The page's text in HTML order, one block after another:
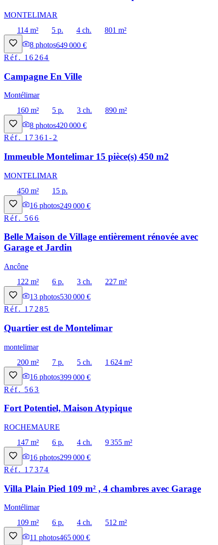
MONTELIMAR
114 m²
5 p. 4 ch.
801 m²
8 photos649 000 €
Réf. 16264
Campagne En Ville
Montélimar
160 m²
5 p. 3 ch.
890 m²
8 photos420 000 €
Réf. 17361-2
Immeuble Montelimar 15 pièce(s) 450 m2
MONTELIMAR
450 m²
15 p.
16 photos249 000 €
Réf. 566
Belle Maison de Village entièrement rénovée avec
Garage et Jardin
Ancône
122 m²
6 p. 3 ch.
227 m²
13 photos530 000 €
Réf. 17285
Quartier est de Montelimar
montelimar
200 m²
7 p. 5 ch.
1 624 m²
16 photos399 000 €
Réf. 563
Fort Potentiel, Maison Atypique
ROCHEMAURE
147 m²
6 p. 4 ch.
9 355 m²
16 photos299 000 €
Réf. 17374
Villa Plain Pied 109 m² , 4 chambres avec Garage
Montélimar
109 m²
6 p. 4 ch.
512 m²
11 photos465 000 €